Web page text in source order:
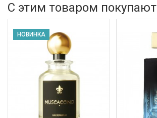
С этим товаром покупают
НОВИНКА